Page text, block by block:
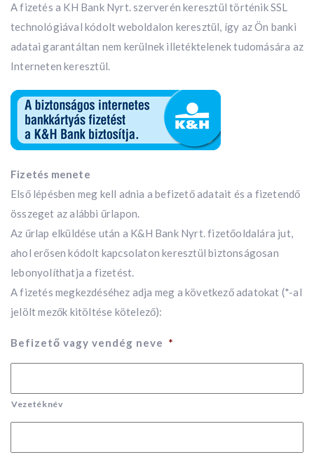
A fizetés a KH Bank Nyrt. szerverén keresztül történik SSL
technológiával kódolt weboldalon keresztül, így az Ön banki
adatai garantáltan nem kerülnek illetéktelenek tudomására az
Interneten keresztül.
Fizetés menete
Első lépésben meg kell adnia a befizető adatait és a fizetendő
összeget az alábbi űrlapon.
Az űrlap elküldése után a K&H Bank Nyrt. fizetőoldalára jut,
ahol erősen kódolt kapcsolaton keresztül biztonságosan
lebonyolíthatja a fizetést.
A fizetés megkezdéséhez adja meg a következő adatokat (*-al
jelölt mezők kitöltése kötelező):
Befizető vagy vendég neve *
Vezetéknév